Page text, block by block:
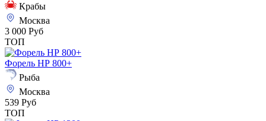
Крабы
Москва
3 000 Руб
ТОП
Форель НР 800+
Рыба
Москва
539 Руб
ТОП